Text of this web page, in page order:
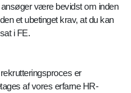
være bevidst om inden
et ubetinget krav, at du kan
i FE.
er
af vores erfarne HR-